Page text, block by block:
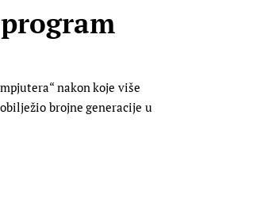
nakon koje više
brojne generacije u